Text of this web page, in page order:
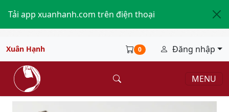
Tải app xuanhanh.com trên điện thoại
Xuân Hạnh 0 Đăng nhập
MENU